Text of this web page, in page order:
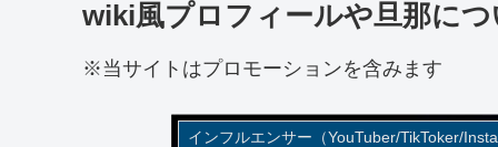
wiki風プロフィールや旦那に
※当サイトはプロモーションを含みます
インフルエンサー（YouTuber/TikToker/